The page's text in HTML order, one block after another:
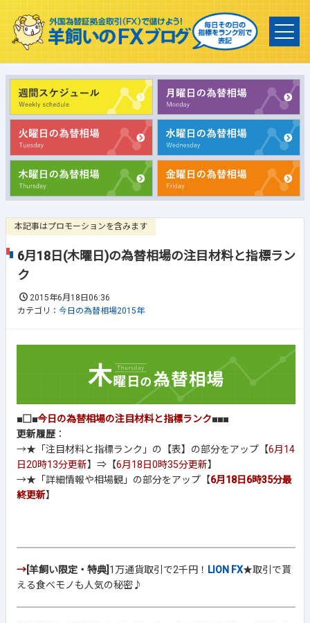
本記事はプロモーションを含みます
6月18日(木曜日)の為替相場の注目材料と指標ラン
ク
2015年6月18日06:36
カテゴリ： 今日の為替相場2015年
■□■今日の為替相場の注目材料と指標ランク■■■
更新履歴 ：
→★「注目材料と指標ランク」の【表】の部分をアップ【6月14
日20時13分更新】⇒【6月18日0時35分更新】
→★「詳細情報や相場観」の部分をアップ【6月18日6時35分最
終更新】
→[羊飼い限定・特典] 1万通貨取引で2千円！ LION FX★取引で貰
える食べモノも人気の秘密♪